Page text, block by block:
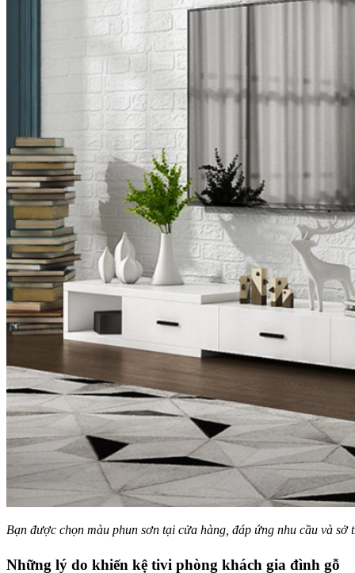
Bạn được chọn màu phun sơn tại cửa hàng, đáp ứng nhu cầu và sở
Những lý do khiến kệ tivi phòng khách gia đình gỗ